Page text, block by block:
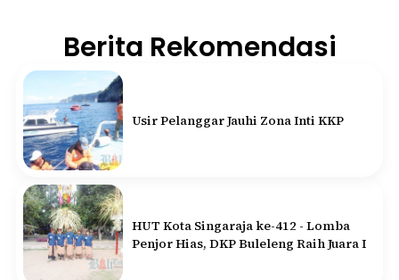
Berita Rekomendasi
Usir Pelanggar Jauhi Zona Inti KKP
HUT Kota Singaraja ke-412 - Lomba
Penjor Hias, DKP Buleleng Raih Juara I